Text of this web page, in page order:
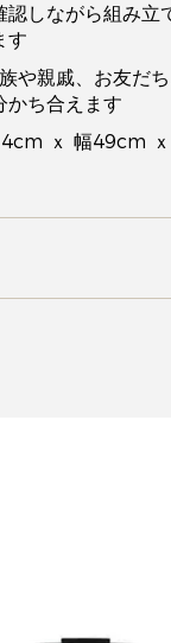
しながら組み立
す
や親戚、お友だ
かち合えます
ｘ 幅49cm